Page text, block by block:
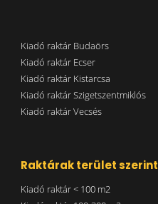
Kiadó raktár Budaörs
Kiadó raktár Ecser
Kiadó raktár Kistarcsa
Kiadó raktár Szigetszentmiklós
Kiadó raktár Vecsés
Raktárak terület szerint
Kiadó raktár < 100 m2